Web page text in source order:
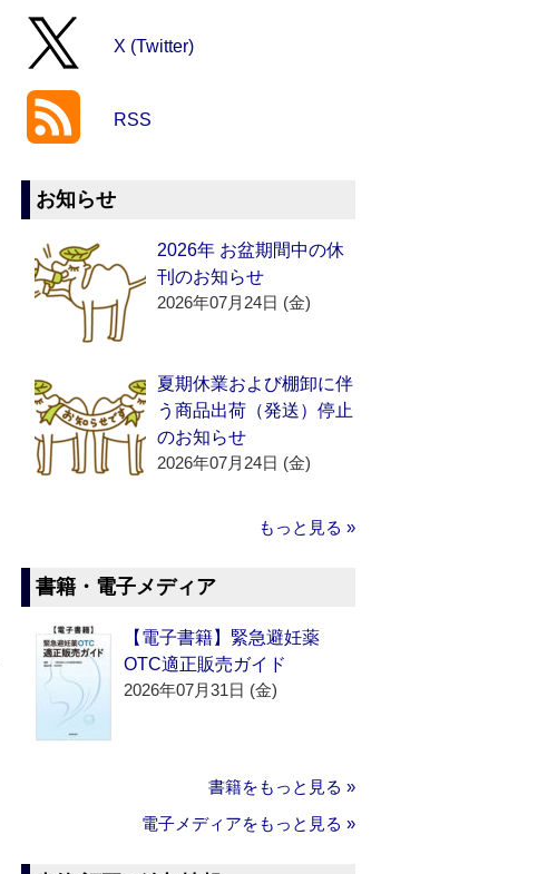
X (Twitter)
RSS
お知らせ
2026年 お盆期間中の休
刊のお知らせ
2026年07月24日 (金)
夏期休業および棚卸に伴
う商品出荷（発送）停止
のお知らせ
2026年07月24日 (金)
もっと見る »
書籍・電子メディア
【電子書籍】緊急避妊薬
OTC適正販売ガイド
2026年07月31日 (金)
書籍をもっと見る »
電子メディアをもっと見る »